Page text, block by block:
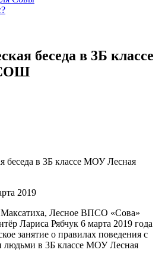
беседа в 3Б классе
беседа в 3Б классе МОУ Лесная
2019
Максатиха, Лесное ВПСО «Сова»
Лариса Рябчук 6 марта 2019 года
занятие о правилах поведения с
в 3Б классе МОУ Лесная